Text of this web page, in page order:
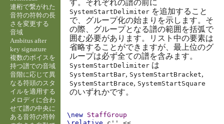
す。それぞれの譜の前に
SystemStartDelimiterを追加すること
で、グループ化の始まりを示します。そ
の際、グループとなる譜の範囲を括弧で
囲む必要があります。リスト中の要素は
省略することができますが、最上位のグ
ループは必ず全ての譜を含みます。
SystemStartDelimiterは
SystemStartBar, SystemStartBracket,
SystemStartBrace, SystemStartSquare
のいずれかです。
\new StaffGroup
連桁で繋がれた
音符の符幹の長
さを変更する
音域
Ambitus after
key signature
複数のボイスを
持つ譜での音域
音階に応じて異
なる符頭のスタ
イルを適用する
メロディに合わ
せて譜の中央に
ある音符の符幹